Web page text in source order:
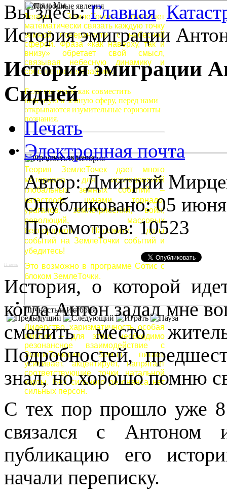
Земля и Мы
Теория ЗемлеТочек позволяет
математически связать каждую точку
земной поверхности с небесной
сферой. Фраза «как наверху, так и
внизу» обретает свой смысл,
связывая небесную динамику и
собственно географию.
Если мы знаем как совместить
небесную и земную сферу, перед нами
открываются изумительные горизонты
познания.
Природные явления
Теория ЗемлеТочек дает много
материала для исследований
глобальных земных событий –
катастроф, цунами, торнадо,
ураганов, землетрясений, войн,
революций, массовых
беспорядков. Наложите даты
событий на ЗемлеТочки событий и
убедитесь!
Это возможно в программе Сотис с
блоком ЗемлеТочки.
Личность и История
Лидерство, харизматичность, особая
миссия – для этого необходимо
резонансное взаимодействие с
ЗемлеТочками. Земля питает,
усиливает, акцентирует, напрягает
соответствующие точки натальной
карты. Без сильного резонанса нет
сильных персон.
Вы здесь:Главная
История эмиграции
История эмиграции
Сидней
Печать
Электронная почта
Автор: Дмитрий
Опубликовано: 05
Просмотров: 10523
IT news
История, о которой
когда Антон задал мне
сменить место
Подробностей,
знал, но хорошо помню
С тех пор прошло уже
связался с Антоном
публикацию его
начали переписку.